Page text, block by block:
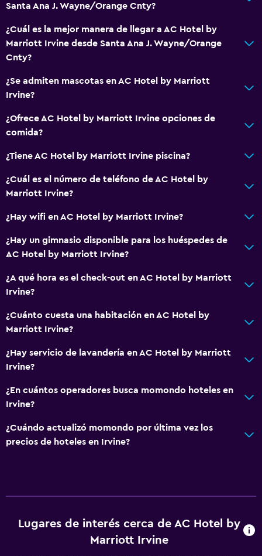
Santa Ana J. Wayne/Orange Cnty?
¿Cuál es la mejor manera de llegar a AC Hotel by
Marriott Irvine desde Santa Ana J. Wayne/Orange
Cnty?
¿Se admiten mascotas en AC Hotel by Marriott
Irvine?
¿Ofrece AC Hotel by Marriott Irvine opciones de
comida?
¿Tiene AC Hotel by Marriott Irvine piscina?
¿Cuál es el número de teléfono de AC Hotel by
Marriott Irvine?
¿Hay wifi en AC Hotel by Marriott Irvine?
¿Hay un gimnasio disponible para los huéspedes de
AC Hotel by Marriott Irvine?
¿A qué hora es el check-out en AC Hotel by Marriott
Irvine?
¿Cuánto cuesta una habitación en AC Hotel by
Marriott Irvine?
¿Hay servicio de lavandería en AC Hotel by Marriott
Irvine?
¿En cuántos operadores busca momondo hoteles en
Irvine?
¿Cuándo actualizó momondo por última vez los
precios de hoteles en Irvine?
Lugares de interés cerca de AC Hotel by
Marriott Irvine